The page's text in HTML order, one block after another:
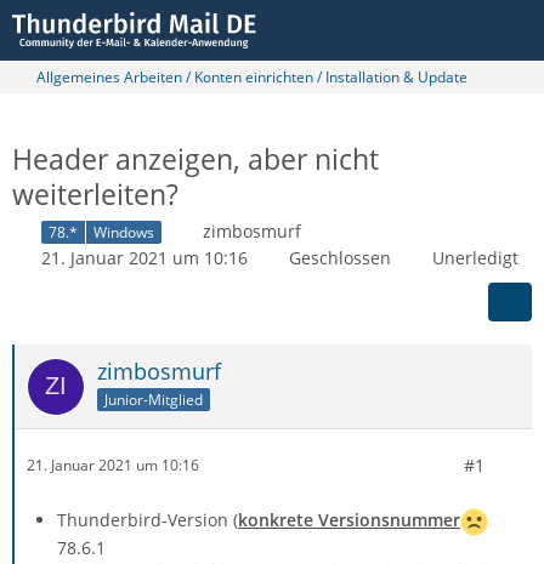
Allgemeines Arbeiten / Konten einrichten / Installation & Update
Header anzeigen, aber nicht
weiterleiten?
78.* Windows
zimbosmurf
21. Januar 2021 um 10:16
Geschlossen Unerledigt
zimbosmurf
Junior-Mitglied
21. Januar 2021 um 10:16 #1
Thunderbird-Version (konkrete Versionsnummer
78.6.1